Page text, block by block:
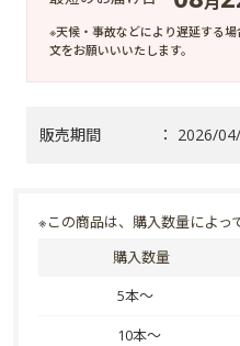
※天候・事故などにより遅延する
文をお願いいいたします。
販売期間 ： 2026/
※この商品は、購入数量によっ
購入数量
5本～
10本～